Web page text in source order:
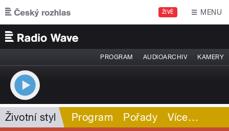
Přejít k hlavnímu obsahu
ŽIVĚ MENU
PROGRAM AUDIOARCHIV KAMERY
Životní styl Program Pořady Více…